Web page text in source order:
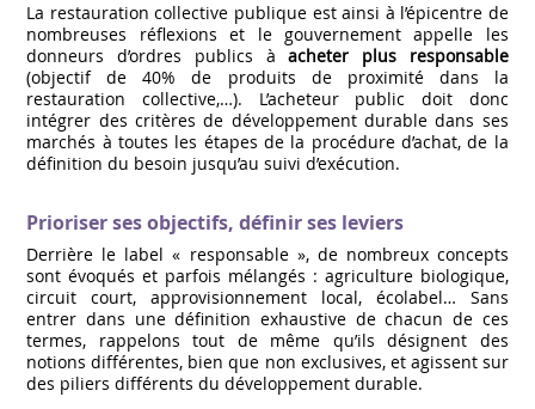
La restauration collective publique est ainsi à l’épicentre de
nombreuses réflexions et le gouvernement appelle les
donneurs d’ordres publics àacheter plus responsable
(objectif de 40% de produits de proximité dans la
restauration collective,…). L’acheteur public doit donc
intégrer des critères de développement durable dans ses
marchés à toutes les étapes de la procédure d’achat, de la
définition du besoin jusqu’au suivi d’exécution.
Prioriser ses objectifs, définir ses leviers
Derrière le label « responsable », de nombreux concepts
sont évoqués et parfois mélangés : agriculture biologique,
circuit court, approvisionnement local, écolabel… Sans
entrer dans une définition exhaustive de chacun de ces
termes, rappelons tout de même qu’ils désignent des
notions différentes, bien que non exclusives, et agissent sur
des piliers différents du développement durable.